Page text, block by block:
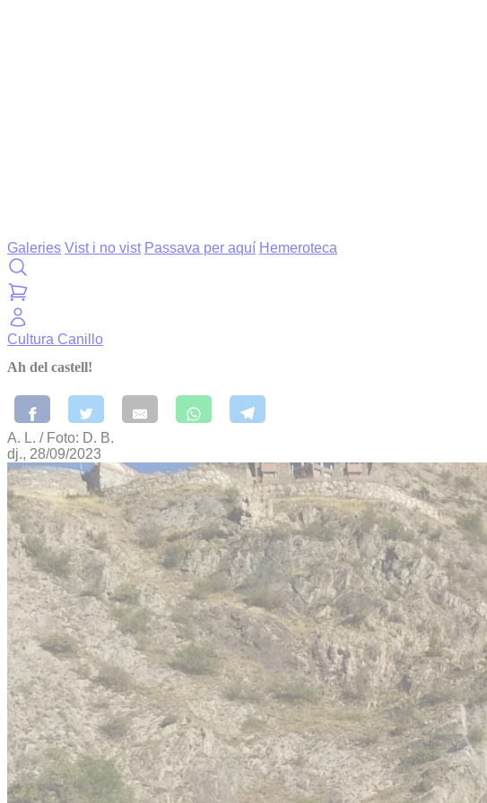
Galeries Vist i no vist Passava per aquí Hemeroteca
Cultura Canillo
Ah del castell!
A. L. / Foto: D. B.
dj., 28/09/2023